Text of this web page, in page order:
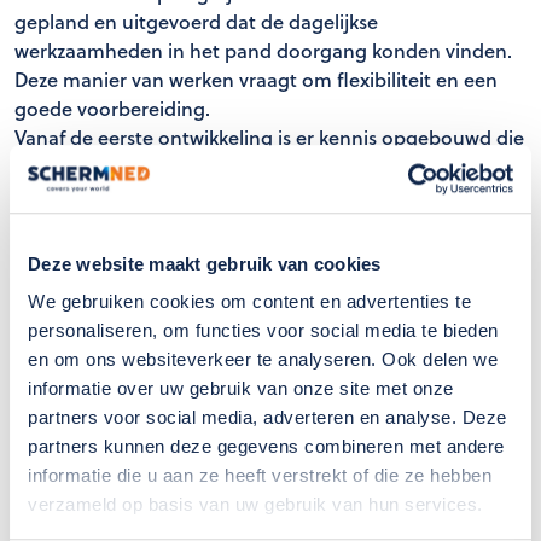
Deze website maakt gebruik van cookies
We gebruiken cookies om content en advertenties te
personaliseren, om functies voor social media te bieden
en om ons websiteverkeer te analyseren. Ook delen we
informatie over uw gebruik van onze site met onze
partners voor social media, adverteren en analyse. Deze
partners kunnen deze gegevens combineren met andere
informatie die u aan ze heeft verstrekt of die ze hebben
verzameld op basis van uw gebruik van hun services.
gepland en uitgevoerd dat de dagelijkse
werkzaamheden in het pand doorgang konden vinden.
Deze manier van werken vraagt om flexibiliteit en een
goede voorbereiding.
Vanaf de eerste ontwikkeling is er kennis opgebouwd die
nog steeds wordt toegepast in de huidige
werkzaamheden. De betrokkenheid is in de loop der
en inzicht behouden blijven. Hierdoor kunnen we niet
alleen uitvoeren, maar ook gericht adviseren over
onderhoud, aanpassingen en optimalisaties.
Utiliteit vraagt om maatwerk
Projecten in de utiliteit vragen om een andere
benadering dan in de glastuinbouw. Denk aan
gebruiksintensiteit, esthetiek en de interactie met het